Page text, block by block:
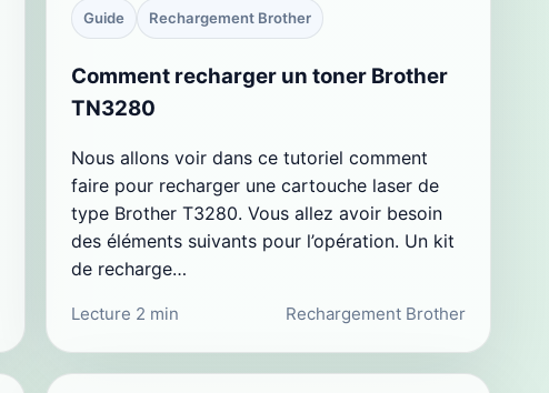
Guide Rechargement Brother
Comment recharger un toner Brother
TN3280
Nous allons voir dans ce tutoriel comment
faire pour recharger une cartouche laser de
type Brother T3280. Vous allez avoir besoin
des éléments suivants pour l’opération. Un kit
de recharge…
Lecture 2 min Rechargement Brother